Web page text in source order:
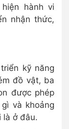
hành vi
nhận thức,
kỹ năng
đồ vật, ba
được phép
và khoảng
là ở đâu.